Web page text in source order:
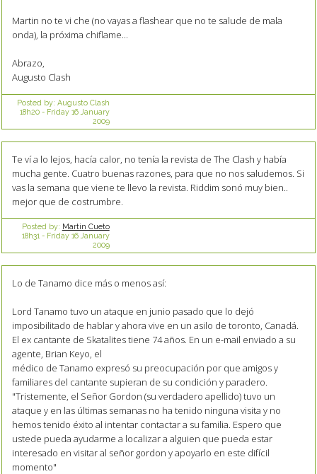
Martin no te vi che (no vayas a flashear que no te salude de mala
onda), la próxima chiflame...
Abrazo,
Augusto Clash
Posted by: Augusto Clash
18h20- Friday 16 January
2009
Te ví a lo lejos, hacía calor, no tenía la revista de The Clash y había
mucha gente. Cuatro buenas razones, para que no nos saludemos. Si
vas la semana que viene te llevo la revista. Riddim sonó muy bien..
mejor que de costrumbre.
Posted by: Martin Cueto
18h31 - Friday 16 January
2009
Lo de Tanamo dice más o menos así:
Lord Tanamo tuvo un ataque en junio pasado que lo dejó
imposibilitado de hablar y ahora vive en un asilo de toronto, Canadá.
El ex cantante de Skatalites tiene 74 años. En un e-mail enviado a su
agente, Brian Keyo, el
médico de Tanamo expresó su preocupación por que amigos y
familiares del cantante supieran de su condición y paradero.
"Tristemente, el Señor Gordon (su verdadero apellido) tuvo un
ataque y en las últimas semanas no ha tenido ninguna visita y no
hemos tenido éxito al intentar contactar a su familia. Espero que
ustede pueda ayudarme a localizar a alguien que pueda estar
interesado en visitar al señor gordon y apoyarlo en este difícil
momento"